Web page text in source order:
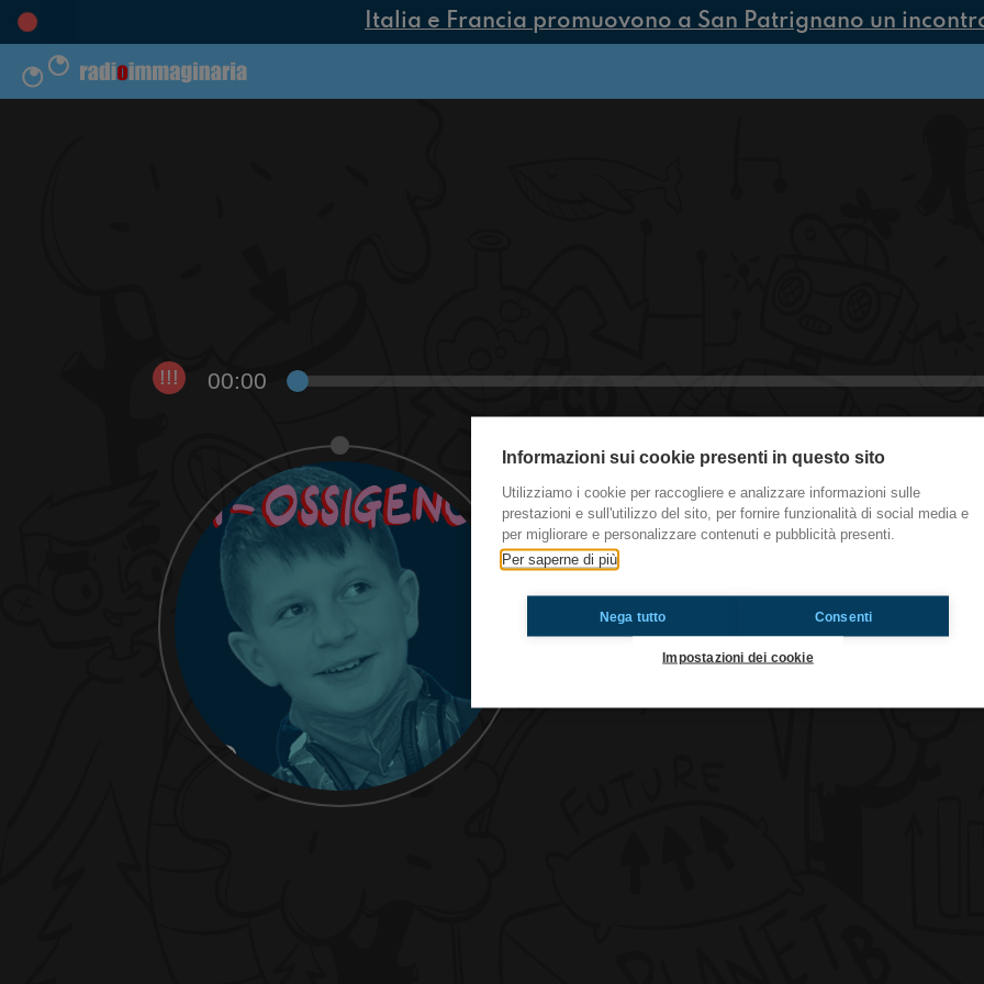
Italia e Francia promuovono a San Patrignano un
!!! 00:00
Ep. 74: Le macchie ocellari -
Ti è piaciuto? Condividilo!
Informazioni sui cookie presenti in questo sito
Utilizziamo i cookie per raccogliere e analizzare informazioni sulle
prestazioni e sull'utilizzo del sito, per fornire funzionalità di social media e
per migliorare e personalizzare contenuti e pubblicità presenti.
Per saperne di più
Nega tutto Consenti
Impostazioni dei cookie